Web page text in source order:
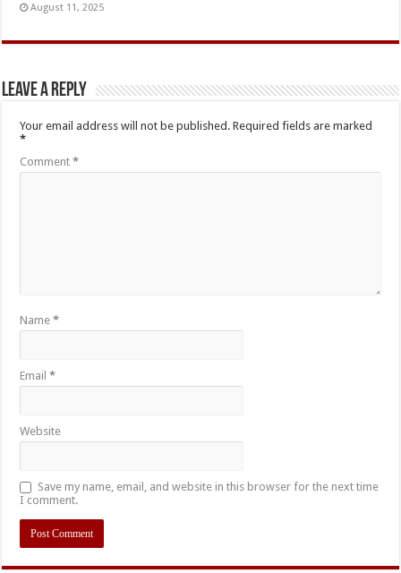
August 11, 2025
Leave a Reply
Your email address will not be published. Required fields are marked
*
Comment*
Name*
Email*
Website
Save my name, email, and website in this browser for the next time
I comment.